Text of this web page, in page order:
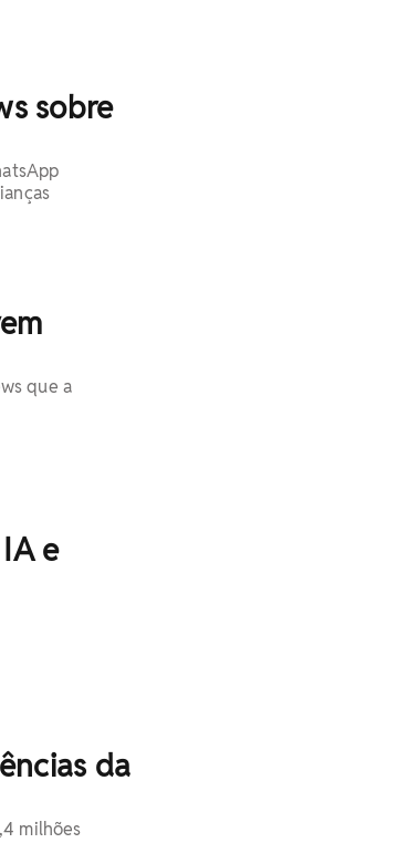
sobre
que a
e
da
milhões